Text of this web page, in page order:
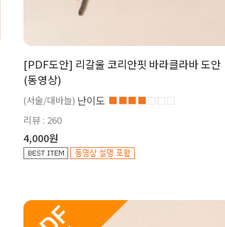
[PDF도안] 리갈울 코리안핏 바라클라바 도안
(동영상)
(서술/대바늘) 난이도 ■■■■□□□
리뷰 : 260
4,000원